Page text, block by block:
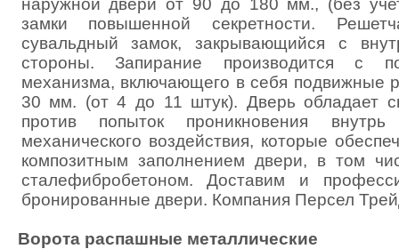
наружной двери от 90 до 180 мм., (без
замки повышенной секретности.
сувальдный замок, закрывающийся с
стороны. Запирание производится с
механизма, включающего в себя подвижные
30 мм. (от 4 до 11 штук). Дверь обладает
против попыток проникновения
механического воздействия, которые
композитным заполнением двери, в том
сталефибробетоном. Доставим и
бронированные двери. Компания Персел
Ворота распашные металлические